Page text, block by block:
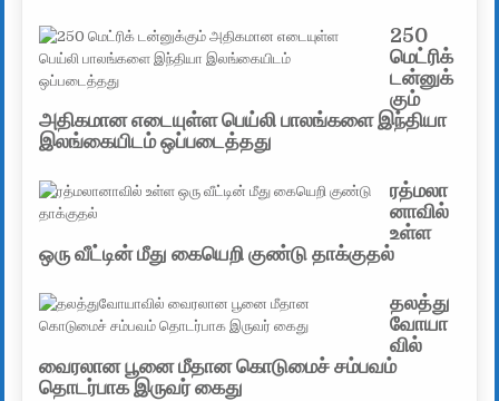
250
மெட்ரிக்
டன்னுக்
கும்
அதிகமான எடையுள்ள பெய்லி பாலங்களை இந்தியா
இலங்கையிடம் ஒப்படைத்தது
ரத்மலா
னாவில்
உள்ள
ஒரு வீட்டின் மீது கையெறி குண்டு தாக்குதல்
தலத்து
வோயா
வில்
வைரலான பூனை மீதான கொடுமைச் சம்பவம்
தொடர்பாக இருவர் கைது